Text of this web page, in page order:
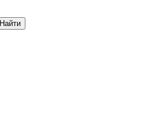
Найти